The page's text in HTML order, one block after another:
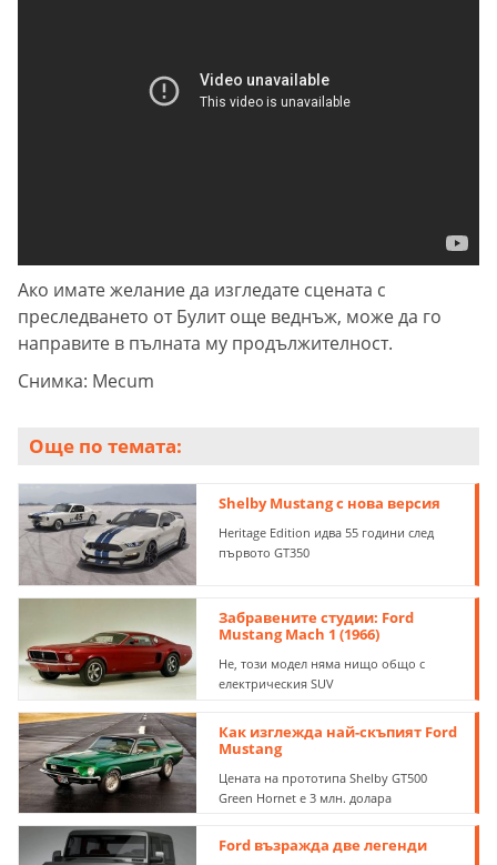
Ако имате желание да изгледате сцената с
преследването от Булит още веднъж, може да го
направите в пълната му продължителност.
Снимка: Mecum
Още по темата:
Shelby Mustang с нова версия
Heritage Edition идва 55 години след
първото GT350
Забравените студии: Ford
Mustang Mach 1 (1966)
Не, този модел няма нищо общо с
електрическия SUV
Как изглежда най-скъпият Ford
Mustang
Цената на прототипа Shelby GT500
Green Hornet е 3 млн. долара
Ford възражда две легенди